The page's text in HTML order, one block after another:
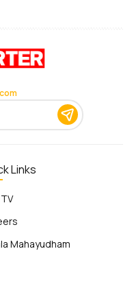
Links
Mahayudham